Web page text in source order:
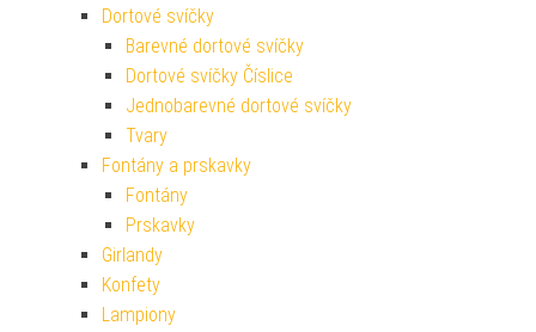
Dortové svíčky
Barevné dortové svíčky
Dortové svíčky Číslice
Jednobarevné dortové svíčky
Tvary
Fontány a prskavky
Fontány
Prskavky
Girlandy
Konfety
Lampiony